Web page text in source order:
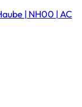
| NH00 | AC